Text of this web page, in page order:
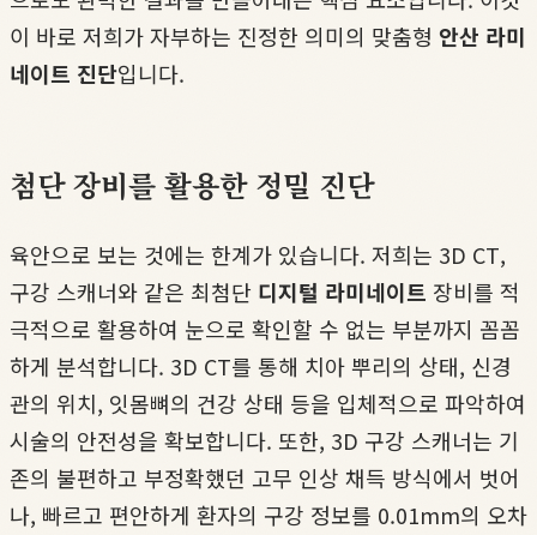
이 바로 저희가 자부하는 진정한 의미의 맞춤형 안산 라미
네이트 진단입니다.
첨단 장비를 활용한 정밀 진단
육안으로 보는 것에는 한계가 있습니다. 저희는 3D CT,
구강 스캐너와 같은 최첨단 디지털 라미네이트 장비를 적
극적으로 활용하여 눈으로 확인할 수 없는 부분까지 꼼꼼
하게 분석합니다. 3D CT를 통해 치아 뿌리의 상태, 신경
관의 위치, 잇몸뼈의 건강 상태 등을 입체적으로 파악하여
시술의 안전성을 확보합니다. 또한, 3D 구강 스캐너는 기
존의 불편하고 부정확했던 고무 인상 채득 방식에서 벗어
나, 빠르고 편안하게 환자의 구강 정보를 0.01mm의 오차